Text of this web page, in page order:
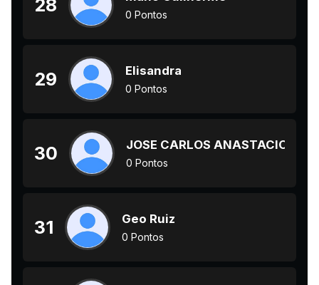
28 0 Pontos
29 Elisandra
0 Pontos
30 JOSE CARLOS ANASTACIO
0 Pontos
31 Geo Ruiz
0 Pontos